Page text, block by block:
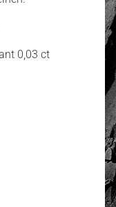
0,03 ct